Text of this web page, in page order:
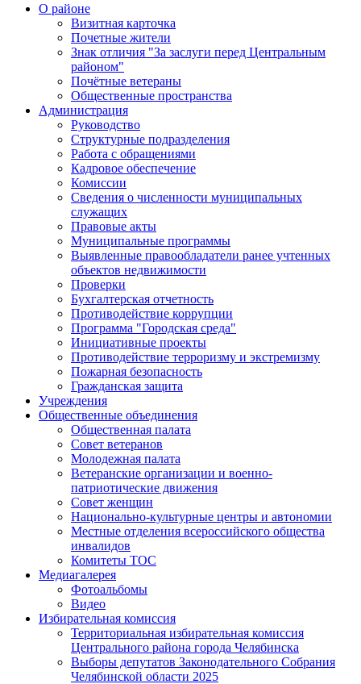
О районе
Визитная карточка
Почетные жители
Знак отличия "За заслуги перед Центральным
районом"
Почётные ветераны
Общественные пространства
Администрация
Руководство
Структурные подразделения
Работа с обращениями
Кадровое обеспечение
Комиссии
Сведения о численности муниципальных
служащих
Правовые акты
Муниципальные программы
Выявленные правообладатели ранее учтенных
объектов недвижимости
Проверки
Бухгалтерская отчетность
Противодействие коррупции
Программа "Городская среда"
Инициативные проекты
Противодействие терроризму и экстремизму
Пожарная безопасность
Гражданская защита
Учреждения
Общественные объединения
Общественная палата
Совет ветеранов
Молодежная палата
Ветеранские организации и военно-
патриотические движения
Совет женщин
Национально-культурные центры и автономии
Местные отделения всероссийского общества
инвалидов
Комитеты ТОС
Медиагалерея
Фотоальбомы
Видео
Избирательная комиссия
Территориальная избирательная комиссия
Центрального района города Челябинска
Выборы депутатов Законодательного Собрания
Челябинской области 2025